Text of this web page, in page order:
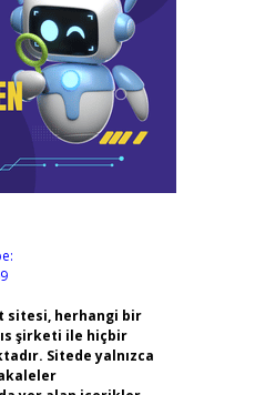
sitesi, herhangi bir
şirketi ile hiçbir
Sitede yalnızca